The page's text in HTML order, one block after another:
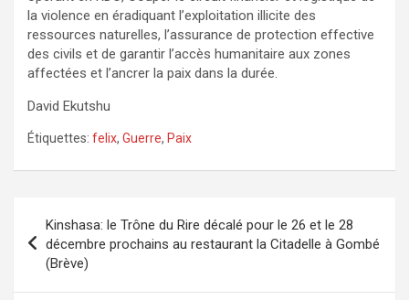
la violence en éradiquant l’exploitation illicite des
ressources naturelles, l’assurance de protection effective
des civils et de garantir l’accès humanitaire aux zones
affectées et l’ancrer la paix dans la durée.
David Ekutshu
Étiquettes: felix, Guerre, Paix
de
l’article
Kinshasa: le Trône du Rire décalé pour le 26 et le 28
décembre prochains au restaurant la Citadelle à Gombé
(Brève)